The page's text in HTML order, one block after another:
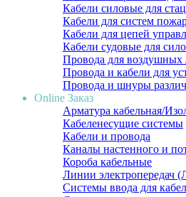
Кабели силовые для
Кабели для систем
Кабели для цепей
Кабели судовые для
Провода для воздушных
Провода и кабели для
Провода и шнуры
Online Заказ
Арматура кабельная/
Кабеленесущие системы
Кабели и провода
Каналы настенного и
Короба кабельные
Линии электропередач
Системы ввода для